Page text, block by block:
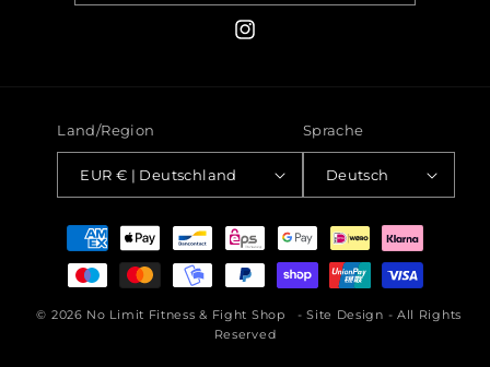
Instagram
Land/Region
EUR € | Deutschland
Sprache
Deutsch
Zahlungsmethoden
© 2026 No Limit Fitness & Fight Shop -Site Design - All Rights
Reserved